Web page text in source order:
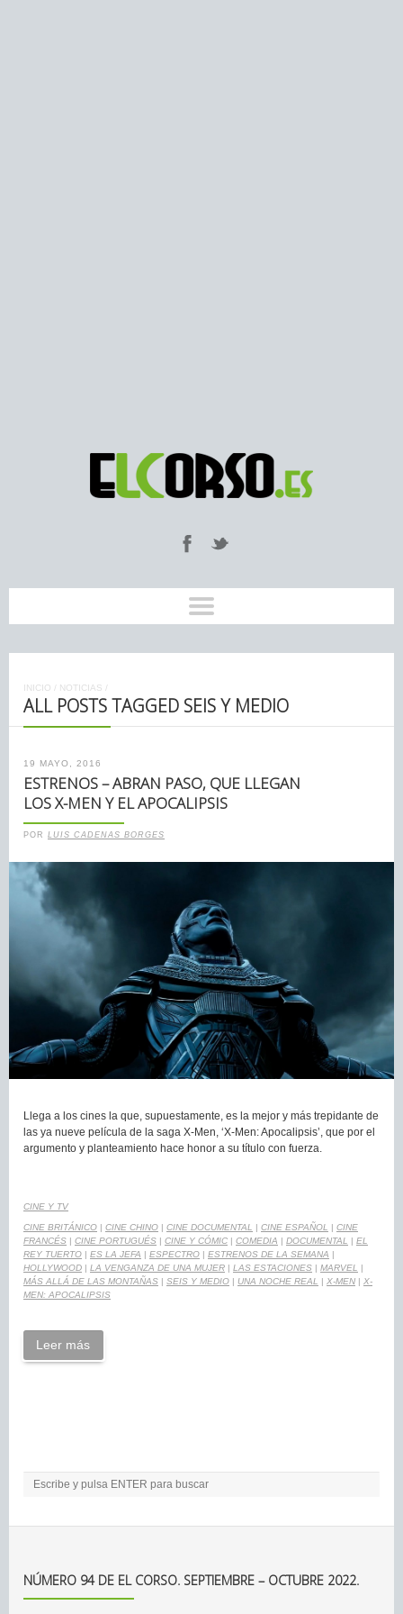
INICIO / NOTICIAS /
ALL POSTS TAGGED SEIS Y MEDIO
19 MAYO, 2016
ESTRENOS – ABRAN PASO, QUE LLEGAN
LOS X-MEN Y EL APOCALIPSIS
POR LUIS CADENAS BORGES
Llega a los cines la que, supuestamente, es la mejor y más trepidante de
las ya nueve película de la saga X-Men, ‘X-Men: Apocalipsis’, que por el
argumento y planteamiento hace honor a su título con fuerza.
CINE Y TV
CINE BRITÁNICO | CINE CHINO | CINE DOCUMENTAL | CINE ESPAÑOL | CINE
FRANCÉS | CINE PORTUGUÉS | CINE Y CÓMIC | COMEDIA | DOCUMENTAL | EL
REY TUERTO | ES LA JEFA | ESPECTRO | ESTRENOS DE LA SEMANA |
HOLLYWOOD | LA VENGANZA DE UNA MUJER | LAS ESTACIONES | MARVEL
|
MÁS ALLÁ DE LAS MONTAÑAS | SEIS Y MEDIO | UNA NOCHE REAL | X-MEN | X-
MEN: APOCALIPSIS
Leer más
NÚMERO 94 DE EL CORSO. SEPTIEMBRE – OCTUBRE 2022.